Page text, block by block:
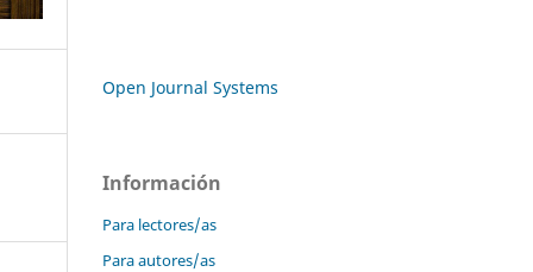
Open Journal Systems
Información
Para lectores/as
Para autores/as